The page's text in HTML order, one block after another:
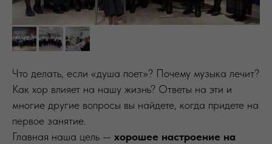
Что делать, если «душа поет»? Почему музыка лечит?
Как хор влияет на нашу жизнь? Ответы на эти и
многие другие вопросы вы найдете, когда придете на
первое занятие.
Главная наша цель — хорошее настроение на